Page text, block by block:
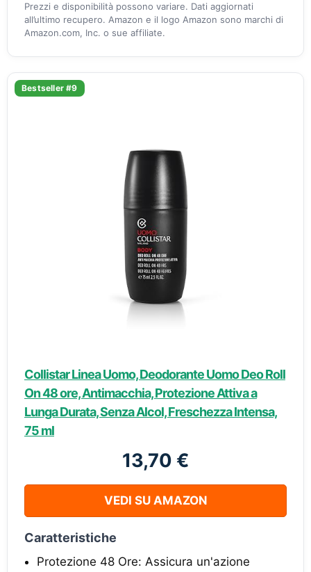
Prezzi e disponibilità possono variare. Dati aggiornati
all’ultimo recupero. Amazon e il logo Amazon sono marchi di
Amazon.com, Inc. o sue affiliate.
Bestseller #9
Collistar Linea Uomo, Deodorante Uomo Deo Roll
On 48 ore, Antimacchia, Protezione Attiva a
Lunga Durata, Senza Alcol, Freschezza Intensa,
75 ml
13,70 €
VEDI SU AMAZON
Caratteristiche
Protezione 48 Ore: Assicura un'azione